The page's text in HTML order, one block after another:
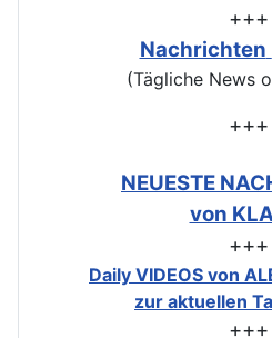
+++
Nachrichten
(Tägliche News
+++
NEUESTE
von
+++
Daily VIDEOS von
zur aktuellen
+++